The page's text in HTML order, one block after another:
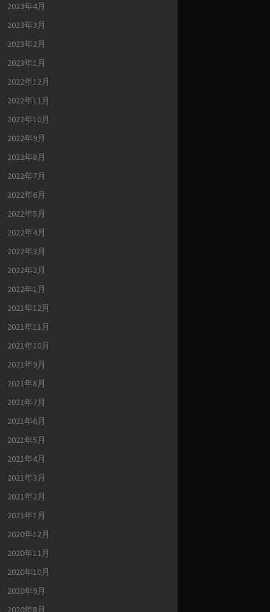
2023年4月
2023年3月
2023年2月
2023年1月
2022年12月
2022年11月
2022年10月
2022年9月
2022年8月
2022年7月
2022年6月
2022年5月
2022年4月
2022年3月
2022年2月
2022年1月
2021年12月
2021年11月
2021年10月
2021年9月
2021年8月
2021年7月
2021年6月
2021年5月
2021年4月
2021年3月
2021年2月
2021年1月
2020年12月
2020年11月
2020年10月
2020年9月
2020年8月